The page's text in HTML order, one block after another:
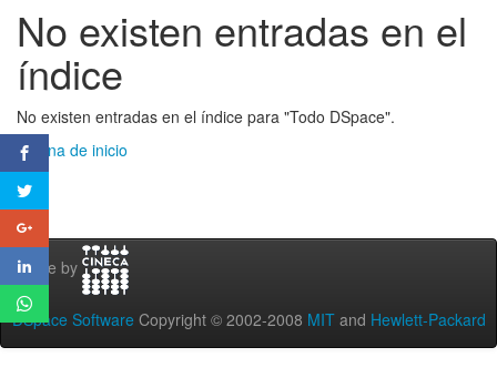
No existen entradas en el
índice
No existen entradas en el índice para "Todo DSpace".
Página de inicio
Theme by
DSpace Software Copyright © 2002-2008 MIT and Hewlett-Packard